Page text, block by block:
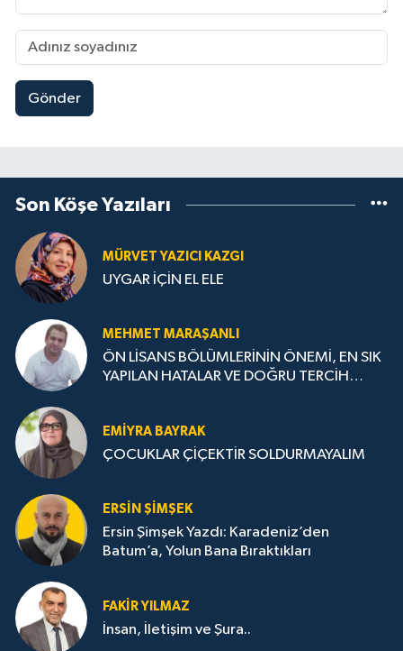
Gönder
Son Köşe Yazıları
MÜRVET YAZICI KAZGI
UYGAR İÇİN EL ELE
MEHMET MARAŞANLI
ÖN LİSANS BÖLÜMLERİNİN ÖNEMİ, EN SIK
YAPILAN HATALAR VE DOĞRU TERCİH
EMIYRA BAYRAK
ÇOCUKLAR ÇİÇEKTİR SOLDURMAYALIM
ERSIN ŞIMŞEK
Ersin Şimşek Yazdı: Karadeniz’den
Batum’a, Yolun Bana Bıraktıkları
FAKIR YILMAZ
İnsan, İletişim ve Şura..